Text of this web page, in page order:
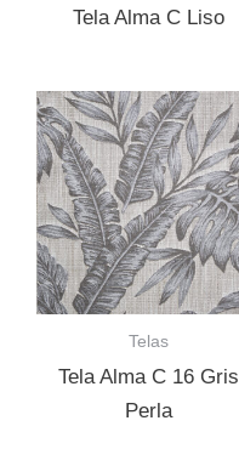
Tela Alma C Liso
Telas
Tela Alma C 16 Gris
Perla